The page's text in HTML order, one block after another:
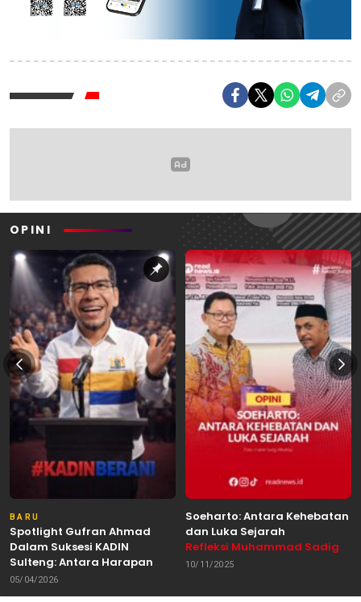
OPINI
BARU
Spotlight Gufran Ahmad
Dalam Suksesi KADIN
Sulteng: Antara Harapan
dan Kebutuhan Perubahan
Oleh: Anshar Munir
05/04/2026
Soeharto: Antara Kehebatan
dan Luka Sejarah
Refleksi Muhammad Sadig
Alhabsyie, Akademisi UIN
Pemerhati Gerakan
10/11/2025